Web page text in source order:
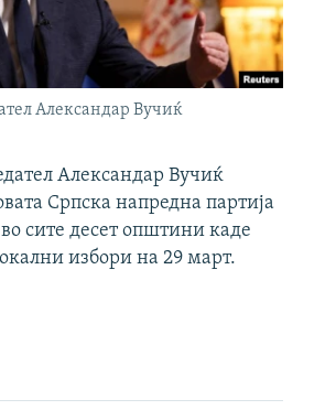
Александар Вучиќ
Александар Вучиќ
Српска напредна партија
сите десет општини каде
избори на 29 март.